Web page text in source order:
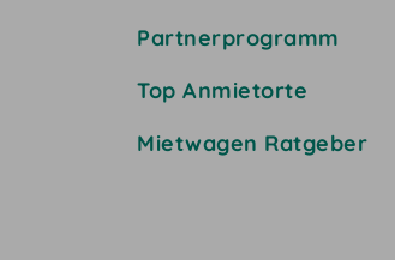
Partnerprogramm
Top Anmietorte
Mietwagen Ratgeber